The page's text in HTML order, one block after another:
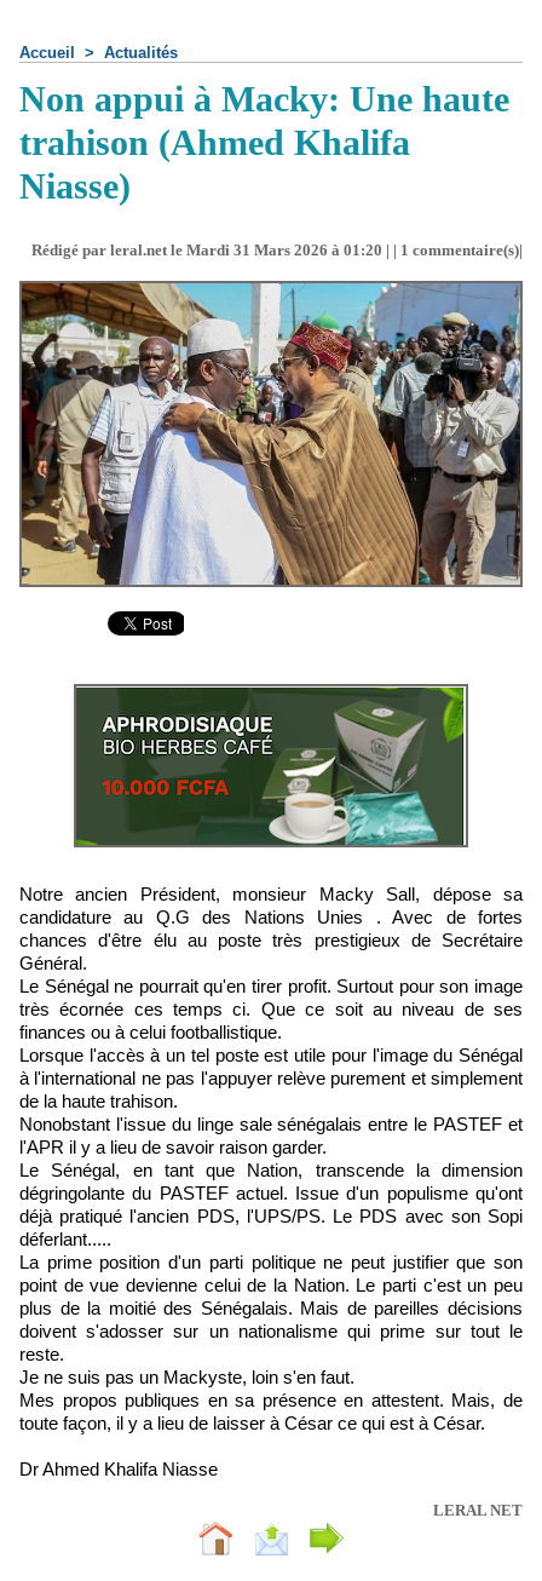
Accueil > Actualités
Non appui à Macky: Une haute
trahison (Ahmed Khalifa
Niasse)
Rédigé par leral.net le Mardi 31 Mars 2026 à 01:20 | | 1 commentaire(s)|
Notre ancien Président, monsieur Macky Sall, dépose sa
candidature au Q.G des Nations Unies . Avec de fortes
chances d'être élu au poste très prestigieux de Secrétaire
Général.
Le Sénégal ne pourrait qu'en tirer profit. Surtout pour son image
très écornée ces temps ci. Que ce soit au niveau de ses
finances ou à celui footballistique.
Lorsque l'accès à un tel poste est utile pour l'image du Sénégal
à l'international ne pas l'appuyer relève purement et simplement
de la haute trahison.
Nonobstant l'issue du linge sale sénégalais entre le PASTEF et
l'APR il y a lieu de savoir raison garder.
Le Sénégal, en tant que Nation, transcende la dimension
dégringolante du PASTEF actuel. Issue d'un populisme qu'ont
déjà pratiqué l'ancien PDS, l'UPS/PS. Le PDS avec son Sopi
déferlant.....
La prime position d'un parti politique ne peut justifier que son
point de vue devienne celui de la Nation. Le parti c'est un peu
plus de la moitié des Sénégalais. Mais de pareilles décisions
doivent s'adosser sur un nationalisme qui prime sur tout le
reste.
Je ne suis pas un Mackyste, loin s'en faut.
Mes propos publiques en sa présence en attestent. Mais, de
toute façon, il y a lieu de laisser à César ce qui est à César.
Dr Ahmed Khalifa Niasse
LERAL NET